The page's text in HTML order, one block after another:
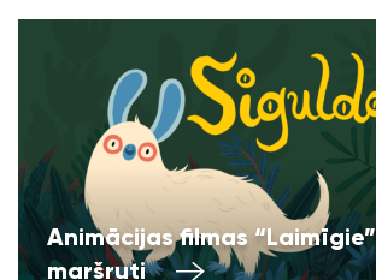
Animācijas filmas “Laimīgie”
maršruti